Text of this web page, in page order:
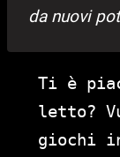
da nuovi
Ti è
letto?
giochi